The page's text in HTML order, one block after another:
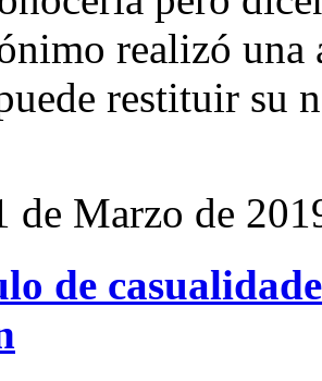
realizó
restituir su
de Marzo de
de